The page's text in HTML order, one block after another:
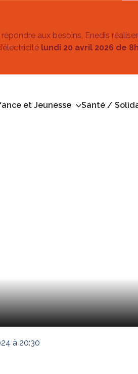
aux besoins, Enedis
lundi 20 avril 2026 de
et Jeunesse
Santé /
à 20:30